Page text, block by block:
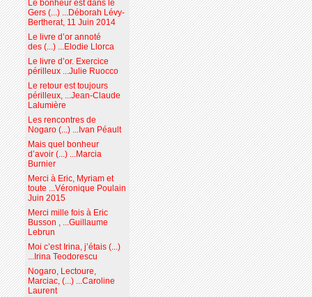
Le bonheur est dans le
Gers (...) ...Déborah Lévy-
Bertherat, 11 Juin 2014
Le livre d’or annoté
des (...) ...Elodie Llorca
Le livre d’or. Exercice
périlleux ...Julie Ruocco
Le retour est toujours
périlleux, ...Jean-Claude
Lalumière
Les rencontres de
Nogaro (...) ...Ivan Péault
Mais quel bonheur
d’avoir (...) ...Marcia
Burnier
Merci à Eric, Myriam et
toute ...Véronique Poulain
Juin 2015
Merci mille fois à Eric
Busson , ...Guillaume
Lebrun
Moi c’est Irina, j’étais (...)
...Irina Teodorescu
Nogaro, Lectoure,
Marciac, (...) ...Caroline
Laurent